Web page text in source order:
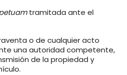
tramitada ante el
o de cualquier acto
una autoridad competente,
de la propiedad y